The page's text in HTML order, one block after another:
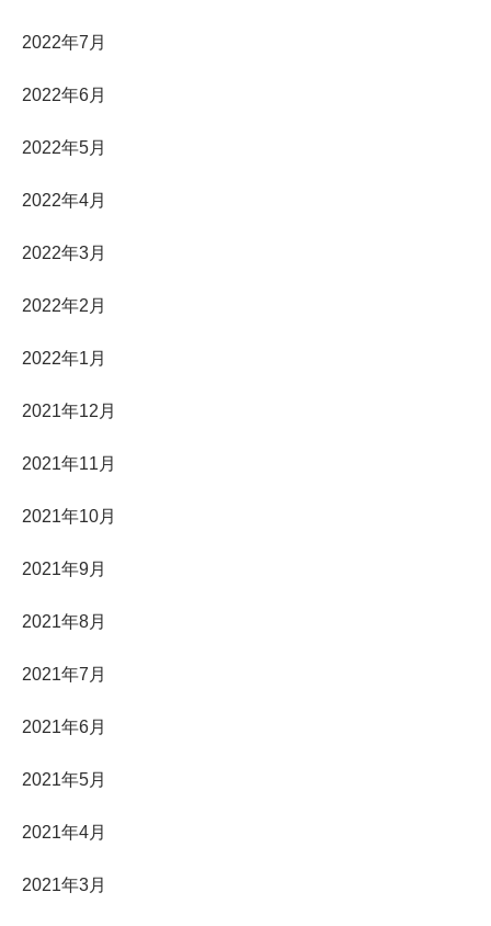
2022年7月
2022年6月
2022年5月
2022年4月
2022年3月
2022年2月
2022年1月
2021年12月
2021年11月
2021年10月
2021年9月
2021年8月
2021年7月
2021年6月
2021年5月
2021年4月
2021年3月